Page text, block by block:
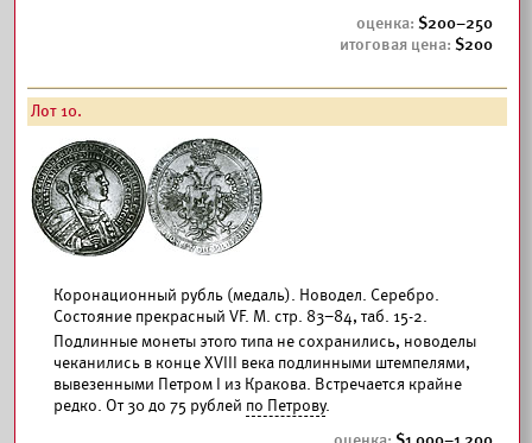
200–250
200
Лот 10.
Коронационный рубль (медаль). Новодел. Серебро.
Состояние прекрасный VF. М. стр. 83–84, таб. 15-2.
Подлинные монеты этого типа не сохранились, новоделы
чеканились в конце XVIII века подлинными штемпелями,
вывезенными Петром I из Кракова. Встречается крайне
редко. От 30 до 75 рублей по Петрову.